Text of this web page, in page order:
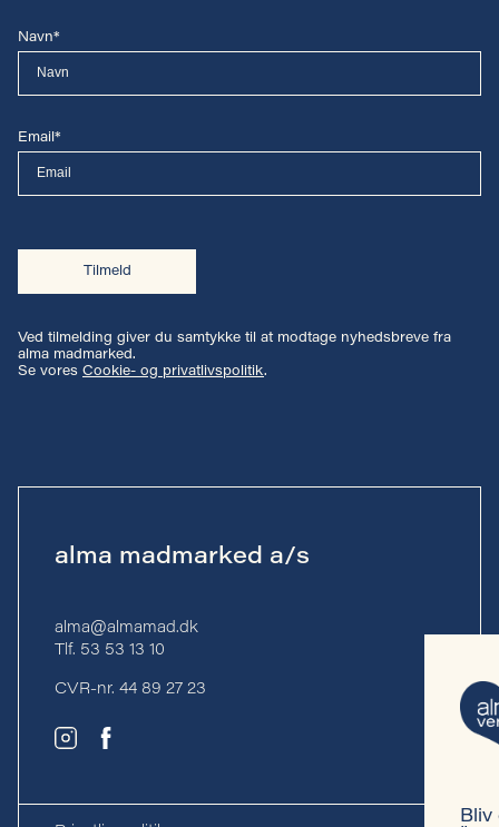
Navn*
Email*
Tilmeld
Ved tilmelding giver du samtykke til at modtage nyhedsbreve fra
alma madmarked.
Se vores Cookie- og privatlivspolitik.
alma madmarked a/s
alma@almamad.dk
Tlf. 53 53 13 10
CVR-nr. 44 89 27 23